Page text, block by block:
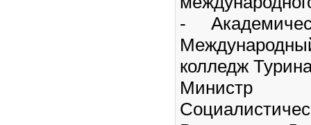
-
колледж